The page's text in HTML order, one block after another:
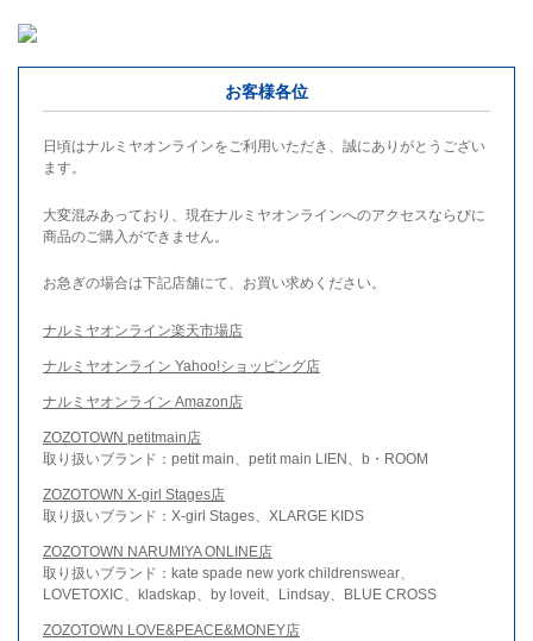
お客様各位
日頃はナルミヤオンラインをご利用いただき、誠にありがとうござい
ます。
大変混みあっており、現在ナルミヤオンラインへのアクセスならびに
商品のご購入ができません。
お急ぎの場合は下記店舗にて、お買い求めください。
ナルミヤオンライン楽天市場店
ナルミヤオンライン Yahoo!ショッピング店
ナルミヤオンライン Amazon店
ZOZOTOWN petitmain店
取り扱いブランド：petit main、petit main LIEN、b・ROOM
ZOZOTOWN X-girl Stages店
取り扱いブランド：X-girl Stages、XLARGE KIDS
ZOZOTOWN NARUMIYA ONLINE店
取り扱いブランド：kate spade new york childrenswear、
LOVETOXIC、kladskap、by loveit、Lindsay、BLUE CROSS
ZOZOTOWN LOVE&PEACE&MONEY店